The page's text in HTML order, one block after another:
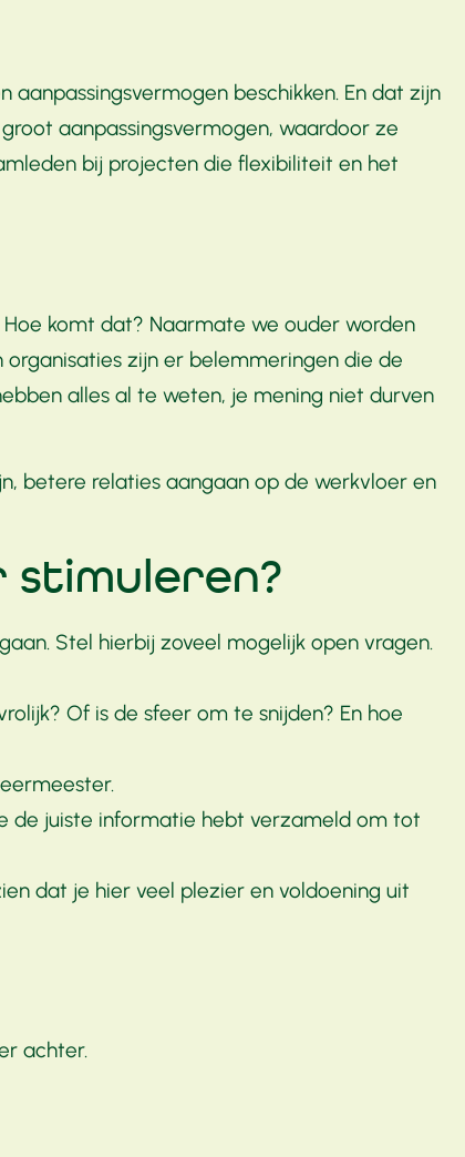
beschikken. En dat zijn
aanpassingsvermogen, waardoor ze
bij projecten die flexibiliteit en het
komt dat? Naarmate we ouder worden
zijn er belemmeringen die de
alles al te weten, je mening niet durven
betere relaties aangaan op de werkvloer en
stimuleren?
Stel hierbij zoveel mogelijk open vragen.
Of is de sfeer om te snijden? En hoe
de juiste informatie hebt verzameld om tot
dat je hier veel plezier en voldoening uit
achter.